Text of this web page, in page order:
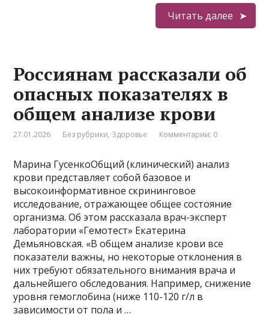
Читать далее
Россиянам рассказали об
опасных показателях в
общем анализе крови
27.01.2026 Без рубрики, Здоровье Комментарии: 0
Марина ГусенкоОбщий (клинический) анализ
крови представляет собой базовое и
высокоинформативное скрининговое
исследование, отражающее общее состояние
организма. Об этом рассказала врач-эксперт
лаборатории «Гемотест» Екатерина
Демьяновская. «В общем анализе крови все
показатели важны, но некоторые отклонения в
них требуют обязательного внимания врача и
дальнейшего обследования. Например, снижение
уровня гемоглобина (ниже 110-120 г/л в
зависимости от пола и …